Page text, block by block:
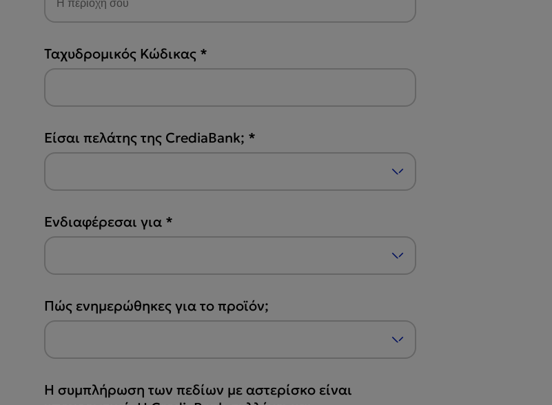
Ταχυδρομικός Κώδικας *
Είσαι πελάτης της CrediaBank; *
Ενδιαφέρεσαι για *
Πώς ενημερώθηκες για το προϊόν;
Η συμπλήρωση των πεδίων με αστερίσκο είναι